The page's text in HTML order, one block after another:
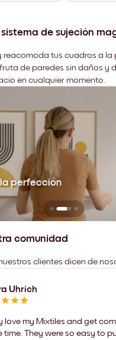
sistema de sujeción
reacomoda tus cuadros a la
de paredes sin daños y
en cualquier momento.
perfección
comunidad
clientes dicen de
Uhrich
love my Mixtiles and get
time. They were so easy to